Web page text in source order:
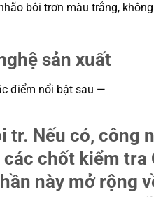
bôi trơn màu trắng,
sản xuất
điểm nổi bật sau —
Nếu có, công
chốt kiểm
này mở rộng